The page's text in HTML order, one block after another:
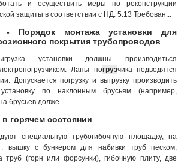
и осуществить меры по реконструкции
защиты в соответствии с НД. 5.13 Требован...
- Порядок монтажа установки для
покрытия трубопроводов
установки должны производиться
Лапы погрузчика подводятся
Допускается погрузку и выгрузку производить
по наклонным брусьям (например,
брусьев долже...
в горячем состоянии
специальную трубогибочную площадку, на
вышку с бункером для набивки труб песком,
труб (горн или форсунки), гибочную плиту, две